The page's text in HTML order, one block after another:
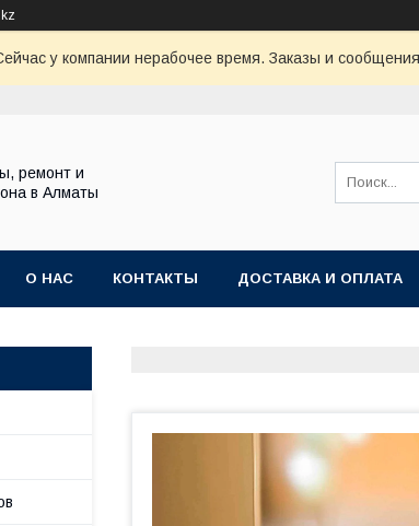
у компании нерабочее время. Заказы и
ремонт и
в Алматы
О НАС КОНТАКТЫ ДОСТАВКА И ОПЛАТА